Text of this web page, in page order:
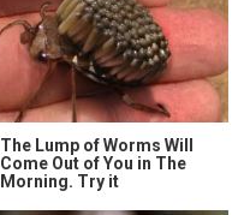
The Lump of Worms Will
Come Out of You in The
Morning. Try it